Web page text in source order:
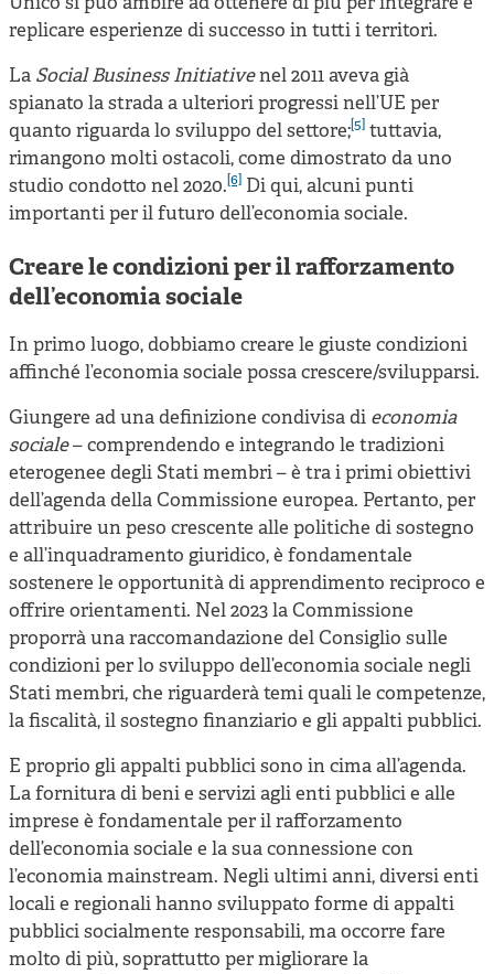
replicare esperienze di successo in tutti i territori.
La Social Business Initiativenel 2011 aveva già
spianato la strada a ulteriori progressi nell’UE per
quanto riguarda lo sviluppo del settore;[5] tuttavia,
rimangono molti ostacoli, come dimostrato da uno
studio condotto nel 2020.[6] Di qui, alcuni punti
importanti per il futuro dell’economia sociale.
Creare le condizioni per il rafforzamento
dell’economia sociale
In primo luogo, dobbiamo creare le giuste condizioni
affinché l’economia sociale possa crescere/svilupparsi.
Giungere ad una definizione condivisa di economia
sociale– comprendendo e integrando le tradizioni
eterogenee degli Stati membri – è tra i primi obiettivi
dell’agenda della Commissione europea. Pertanto, per
attribuire un peso crescente alle politiche di sostegno
e all’inquadramento giuridico, è fondamentale
sostenere le opportunità di apprendimento reciproco e
offrire orientamenti. Nel 2023 la Commissione
proporrà una raccomandazione del Consiglio sulle
condizioni per lo sviluppo dell’economia sociale negli
Stati membri, che riguarderà temi quali le competenze,
la fiscalità, il sostegno finanziario e gli appalti pubblici.
E proprio gli appalti pubblici sono in cima all’agenda.
La fornitura di beni e servizi agli enti pubblici e alle
imprese è fondamentale per il rafforzamento
dell’economia sociale e la sua connessione con
l’economia mainstream. Negli ultimi anni, diversi enti
locali e regionali hanno sviluppato forme di appalti
pubblici socialmente responsabili, ma occorre fare
molto di più, soprattutto per migliorare la